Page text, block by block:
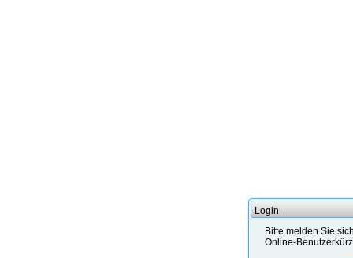
Login
Bitte melden Sie
Online-